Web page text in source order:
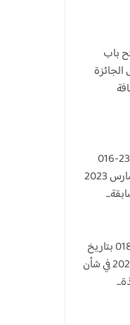
باب
الجائزة
مذكرة رقم 23-016
بتاريخ 28 مارس 2023
​مذكرة 23-018 بتاريخ
30 مارس 2023 في شأن